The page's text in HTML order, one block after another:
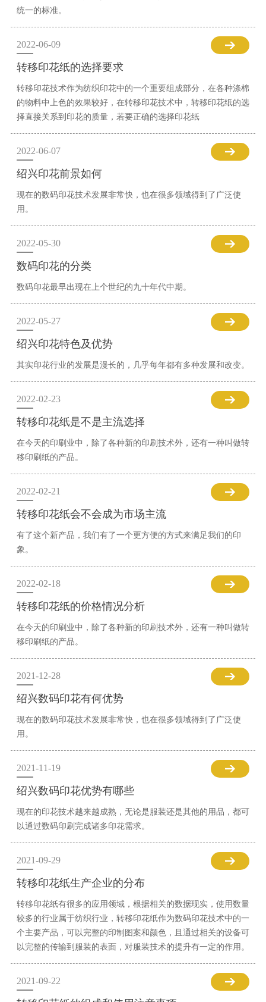
统一的标准。
2022-06-09
转移印花纸的选择要求
转移印花技术作为纺织印花中的一个重要组成部分，在各种涤棉
的物料中上色的效果较好，在转移印花技术中，转移印花纸的选
择直接关系到印花的质量，若要正确的选择印花纸
2022-06-07
绍兴印花前景如何
现在的数码印花技术发展非常快，也在很多领域得到了广泛使
用。
2022-05-30
数码印花的分类
数码印花最早出现在上个世纪的九十年代中期。
2022-05-27
绍兴印花特色及优势
其实印花行业的发展是漫长的，几乎每年都有多种发展和改变。
2022-02-23
转移印花纸是不是主流选择
在今天的印刷业中，除了各种新的印刷技术外，还有一种叫做转
移印刷纸的产品。
2022-02-21
转移印花纸会不会成为市场主流
有了这个新产品，我们有了一个更方便的方式来满足我们的印
象。
2022-02-18
转移印花纸的价格情况分析
在今天的印刷业中，除了各种新的印刷技术外，还有一种叫做转
移印刷纸的产品。
2021-12-28
绍兴数码印花有何优势
现在的数码印花技术发展非常快，也在很多领域得到了广泛使
用。
2021-11-19
绍兴数码印花优势有哪些
现在的印花技术越来越成熟，无论是服装还是其他的用品，都可
以通过数码印刷完成诸多印花需求。
2021-09-29
转移印花纸生产企业的分布
转移印花纸有很多的应用领域，根据相关的数据现实，使用数量
较多的行业属于纺织行业，转移印花纸作为数码印花技术中的一
个主要产品，可以完整的印制图案和颜色，且通过相关的设备可
以完整的传输到服装的表面，对服装技术的提升有一定的作用。
2021-09-22